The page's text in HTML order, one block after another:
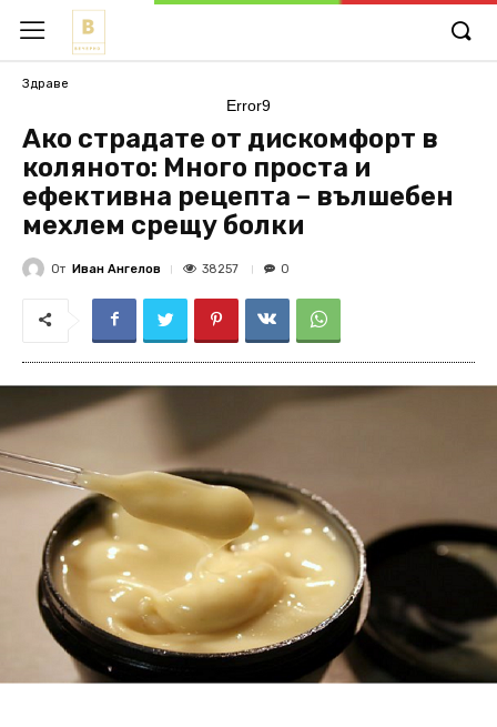
Здраве
Error9
Ако страдате от дискомфорт в
коляното: Много проста и
ефективна рецепта – вълшебен
мехлем срещу болки
От Иван Ангелов 38257 0